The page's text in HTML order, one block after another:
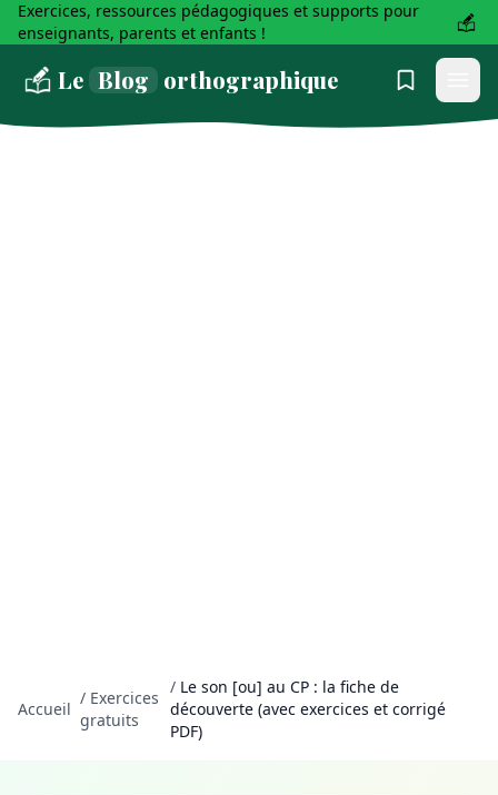
Exercices, ressources pédagogiques et supports pour
enseignants, parents et enfants !
Le Blog orthographique
Accueil
/ Exercices
gratuits
/ Le son [ou] au CP : la fiche de
découverte (avec exercices et corrigé
PDF)